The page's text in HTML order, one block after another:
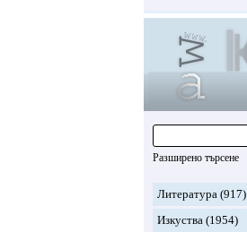
Разширено търсене
Литература (917)
Изкуства (1954)